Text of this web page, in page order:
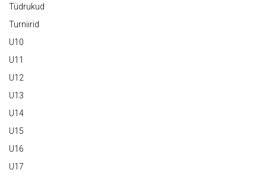
Tüdrukud
Turniirid
U10
U11
U12
U13
U14
U15
U16
U17